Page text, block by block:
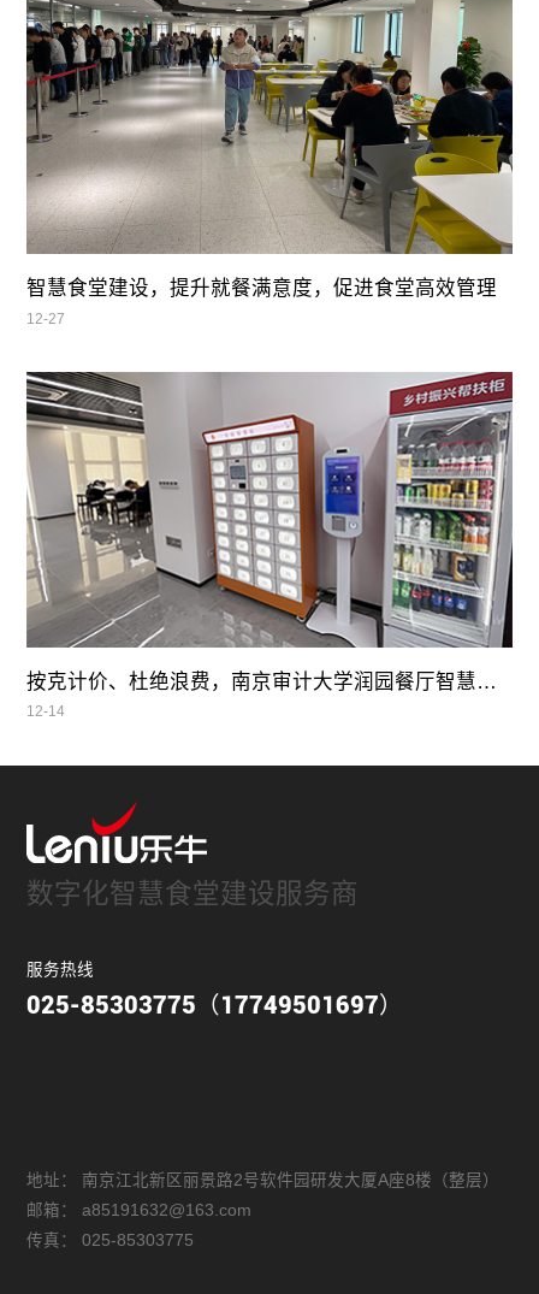
智慧食堂建设，提升就餐满意度，促进食堂高效管理
12-27
按克计价、杜绝浪费，南京审计大学润园餐厅智慧自助餐
12-14
数字化智慧食堂建设服务商
服务热线
025-85303775（17749501697）
地址：
南京江北新区丽景路2号软件园研发大厦A座8楼（整层）
邮箱：
a85191632@163.com
传真：
025-85303775